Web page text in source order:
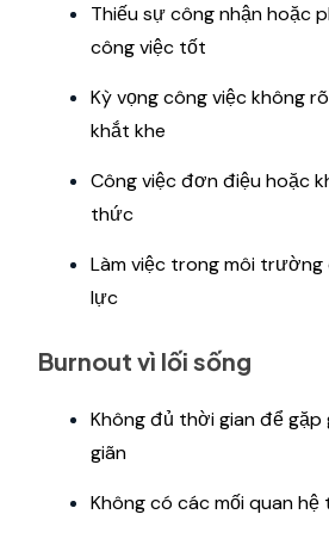
Thiếu sự công nhận hoặc
công việc tốt
Kỳ vọng công việc không
khắt khe
Công việc đơn điệu hoặc
thức
Làm việc trong môi trường
lực
Burnout vì lối sống
Không đủ thời gian để
giãn
Không có các mối quan hệ